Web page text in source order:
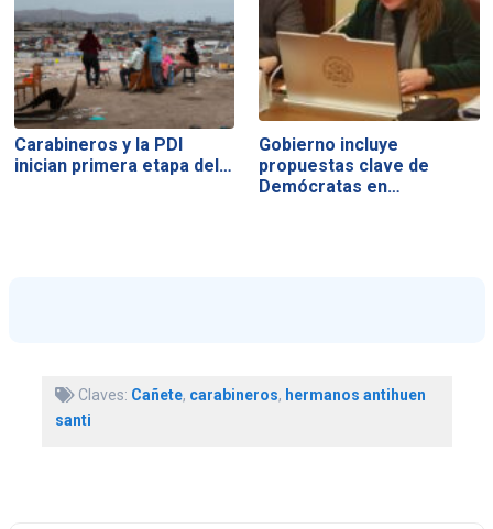
Carabineros y la PDI
inician primera etapa del…
Gobierno incluye
propuestas clave de
Demócratas en…
Claves: Cañete, carabineros, hermanos antihuen
santi